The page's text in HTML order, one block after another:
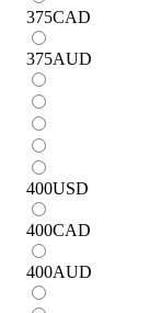
375CAD
375AUD
400USD
400CAD
400AUD